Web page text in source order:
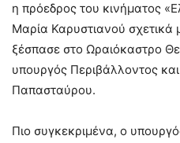
η πρόεδρος του κινήματος
Μαρία Καρυστιανού σχετικά
ξέσπασε στο Ωραιόκαστρο
υπουργός Περιβάλλοντος
Παπασταύρου.
Πιο συγκεκριμένα, ο